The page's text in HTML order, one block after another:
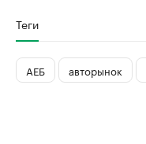
Теги
АЕБ авторынок